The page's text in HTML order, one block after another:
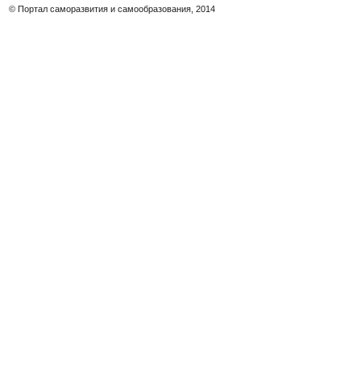
© Портал саморазвития и самообразования, 2014